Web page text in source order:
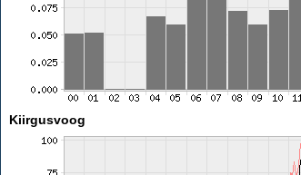
Kiirgusvoog